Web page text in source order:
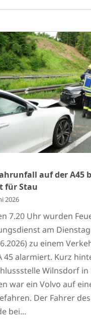
auf der A45
für Stau
2026
7.20 Uhr wurden
am
zu einem
45 alarmiert. Kurz
Wilnsdorf
war ein Volvo auf
Der Fahrer
bei...